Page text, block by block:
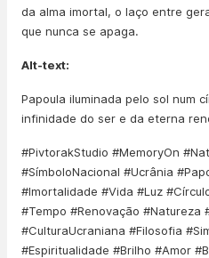
da alma imortal, o laço entre
que nunca se apaga.
Alt-text:
Papoula iluminada pelo sol num
infinidade do ser e da eterna
#PivtorakStudio #MemoryOn
#SímboloNacional #Ucrânia
#Imortalidade #Vida #Luz
#Tempo #Renovação #Natureza
#CulturaUcraniana #Filosofia
#Espiritualidade #Brilho #Amor